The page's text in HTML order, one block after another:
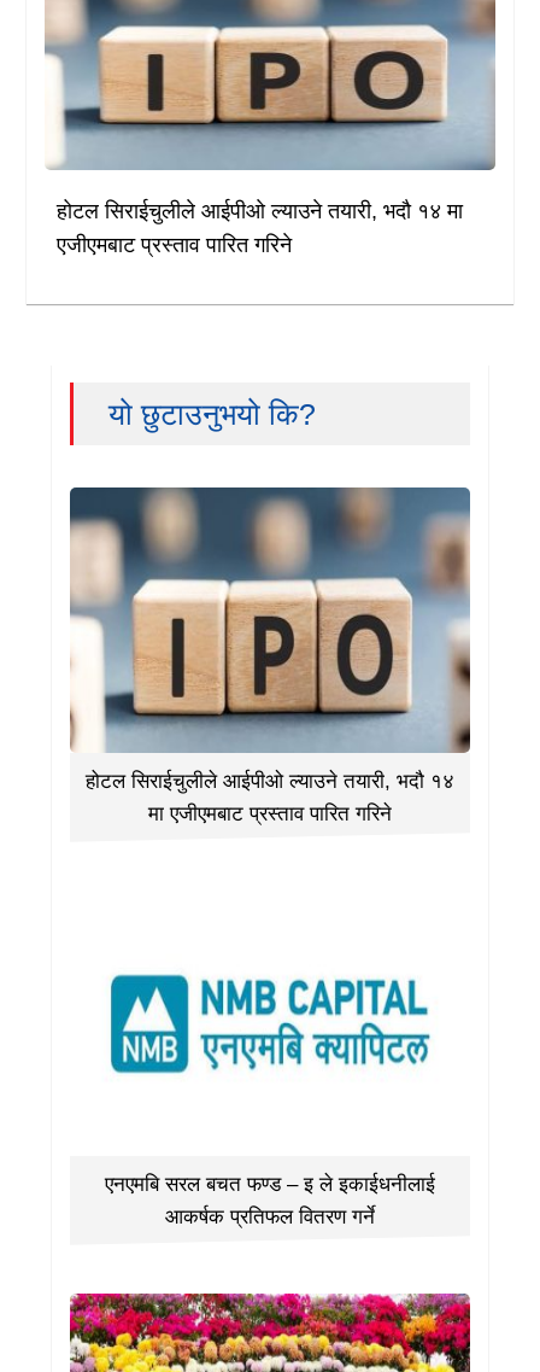
होटल सिराईचुलीले आईपीओ ल्याउने तयारी, भदौ १४ मा
एजीएमबाट प्रस्ताव पारित गरिने
यो छुटाउनुभयो कि?
होटल सिराईचुलीले आईपीओ ल्याउने तयारी, भदौ १४
मा एजीएमबाट प्रस्ताव पारित गरिने
एनएमबि सरल बचत फण्ड – इ ले इकाईधनीलाई
आकर्षक प्रतिफल वितरण गर्ने